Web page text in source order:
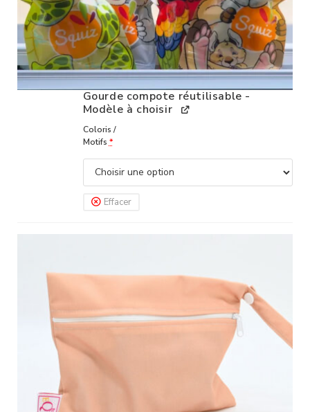
Gourde compote réutilisable -
Modèle à choisir
Coloris /
Motifs *
Effacer